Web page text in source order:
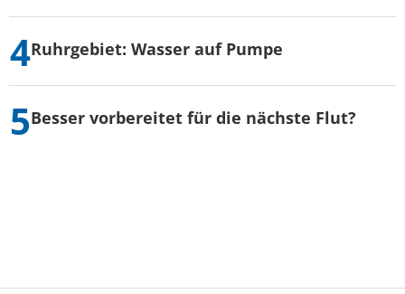
Ruhrgebiet: Wasser auf Pumpe
Besser vorbereitet für die nächste Flut?